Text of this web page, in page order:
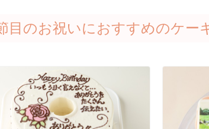
目のお祝いにおすすめのケー